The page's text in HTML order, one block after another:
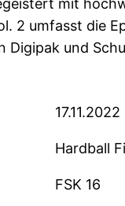
mit
2 umfasst die
Digipak und
17.11.2022
Hardball
FSK 16